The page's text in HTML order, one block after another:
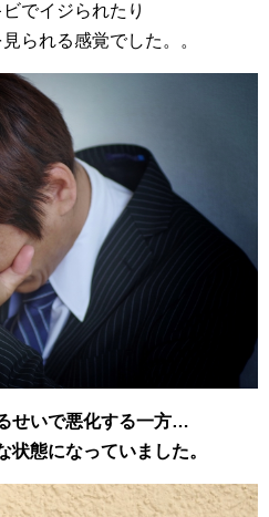
でイジられたり
られる感覚でした。。
せいで悪化する一方…
状態になっていました。